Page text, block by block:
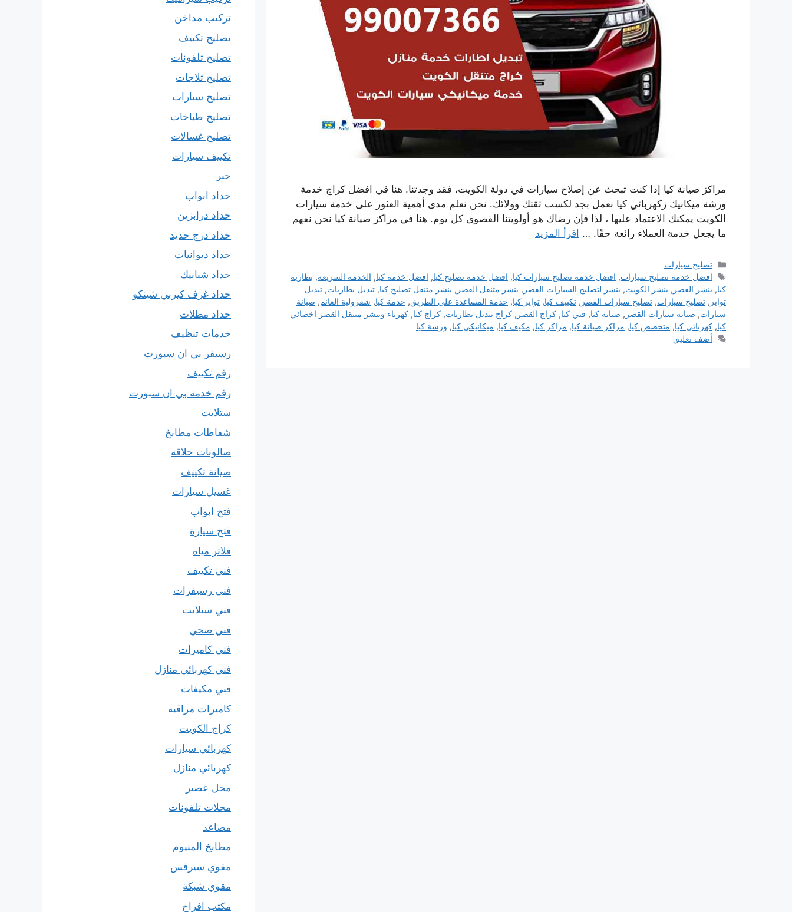
مراكز صيانة كيا إذا كنت تبحث عن إصلاح سيارات في دولة الكويت، فقد وجدتنا. هنا في افضل كراج خدمة
ورشة ميكانيك زكهربائي كيا نعمل بجد لكسب ثقتك وولائك. نحن نعلم مدى أهمية العثور على خدمة سيارات
الكويت يمكنك الاعتماد عليها ، لذا فإن رضاك ​​هو أولويتنا القصوى كل يوم. هنا في مراكز صيانة كيا نحن نفهم
ما يجعل خدمة العملاء رائعة حقًا. … اقرأ المزيد
التصنيفات
تصليح سيارات
الوسوم
افضل خدمة تصليح سيارات, افضل خدمة تصليح سيارات كيا, افضل خدمة تصليح كيا, افضل خدمة كيا, الخدمة السريعة, بطارية
كيا, بنشر القصر , بنشر الكويت, بنشر لتصليح السيارات القصر , بنشر متنقل القصر , بنشر متنقل تصليح كيا, تبديل بطاريات, تبديل
تواير , تصليح سيارات, تصليح سيارات القصر , تكييف كيا, تواير كيا, خدمة المساعدة على الطريق, خدمة كيا, شفرولية الغانم, صيانة
سيارات, صيانة سيارات القصر , صيانة كيا, فني كيا, كراج القصر , كراج تبديل بطاريات, كراج كيا, كهرباء وبنشر متنقل القصر اخصائي
كيا, كهربائي كيا, متخصص كيا, مراكز صيانة كيا, مراكز كيا, مكيف كيا, ميكانيكي كيا, ورشة كيا
أضف تعليق
تركيب مداخن
تصليح تكييف
تصليح تلفونات
تصليح ثلاجات
تصليح سيارات
تصليح طباخات
تصليح غسالات
تكييف سيارات
حبر
حداد ابواب
حداد درابزين
حداد درج حديد
حداد ديوانيات
حداد شبابيك
حداد غرف كيربي شينكو
حداد مظلات
خدمات تنظيف
رسيفر بي ان سبورت
رقم تكييف
رقم خدمة بي ان سبورت
ستلايت
شفاطات مطابخ
صالونات حلاقة
صيانة تكييف
غسيل سيارات
فتح ابواب
فتح سيارة
فلاتر مياه
فني تكييف
فني رسيفرات
فني ستلايت
فني صحي
فني كاميرات
فني كهربائي منازل
فني مكيفات
كاميرات مراقبة
كراج الكويت
كهربائي سيارات
كهربائي منازل
محل عصير
محلات تلفونات
مصاعد
مطابخ المنيوم
مقوي سيرفس
مقوي شبكة
مكتب افراح